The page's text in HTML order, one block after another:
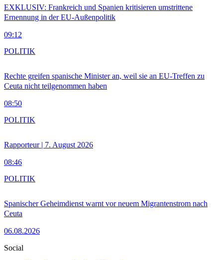
EXKLUSIV: Frankreich und Spanien kritisieren umstrittene
Ernennung in der EU-Außenpolitik
09:12
Rechte greifen spanische Minister an, weil sie an EU-Treffen zu
Ceuta nicht teilgenommen haben
08:50
POLITIK
Rapporteur | 7. August 2026
08:46
POLITIK
Spanischer Geheimdienst warnt vor neuem Migrantenstrom nach
Ceuta
06.08.2026
POLITIK
Social